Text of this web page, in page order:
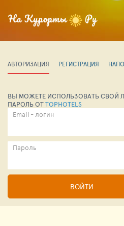
АВТОРИЗАЦИЯ РЕГИСТРАЦИЯ
ВЫ МОЖЕТЕ ИСПОЛЬЗОВАТЬ СВОЙ
ПАРОЛЬ ОТTOPHOTELS
Email - логин
Пароль
ВОЙТИ